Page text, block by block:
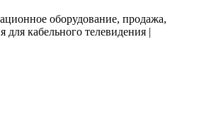
оборудование, продажа,
для кабельного телевидения |